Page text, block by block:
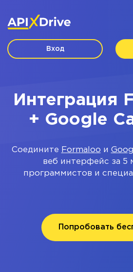
Вход
Интеграция
+ Google
Соедините Formaloo и
веб интерфейс за 5
программистов и
Попробовать